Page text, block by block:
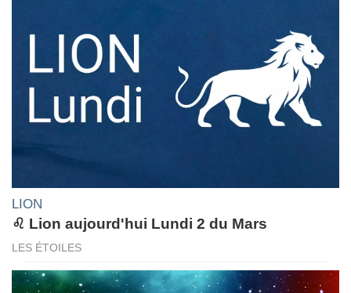
LION
♌ Lion aujourd'hui Lundi 2 du Mars
LES ÉTOILES